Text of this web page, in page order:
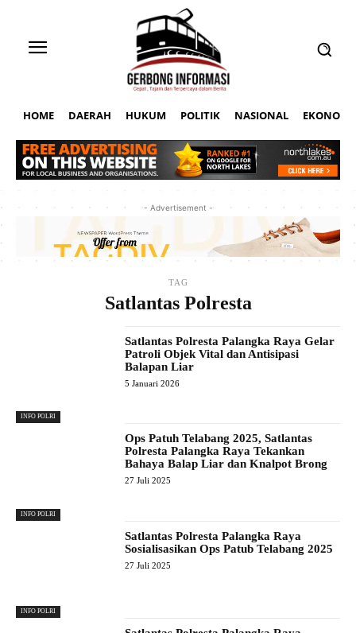
HOME DAERAH HUKUM POLITIK NASIONAL EKONOMI
- Advertisement -
TAG
Satlantas Polresta
INFO POLRI
Satlantas Polresta Palangka Raya Gelar
Patroli Objek Vital dan Antisipasi
Balapan Liar
5 Januari 2026
INFO POLRI
Ops Patuh Telabang 2025, Satlantas
Polresta Palangka Raya Tekankan
Bahaya Balap Liar dan Knalpot Brong
27 Juli 2025
INFO POLRI
Satlantas Polresta Palangka Raya
Sosialisasikan Ops Patub Telabang 2025
27 Juli 2025